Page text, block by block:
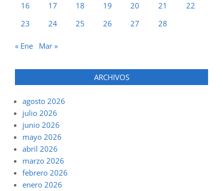
16
17 18 19 20 21
22
23
24 25 26 27 28
« Ene Mar »
ARCHIVOS
agosto 2026
julio 2026
junio 2026
mayo 2026
abril 2026
marzo 2026
febrero 2026
enero 2026